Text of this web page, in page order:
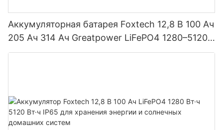
Аккумуляторная батарея Foxtech 12,8 В 100 Ач
205 Ач 314 Ач Greatpower LiFePO4 1280–5120
Вт·ч IP65